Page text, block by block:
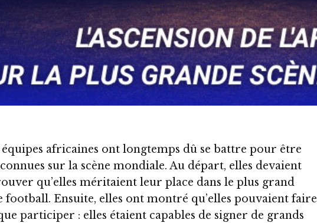
équipes africaines ont longtemps dû se battre pour être
sur la scène mondiale. Au départ, elles devaient
qu’elles méritaient leur place dans le plus grand
Ensuite, elles ont montré qu’elles pouvaient faire
participer : elles étaient capables de signer de grands